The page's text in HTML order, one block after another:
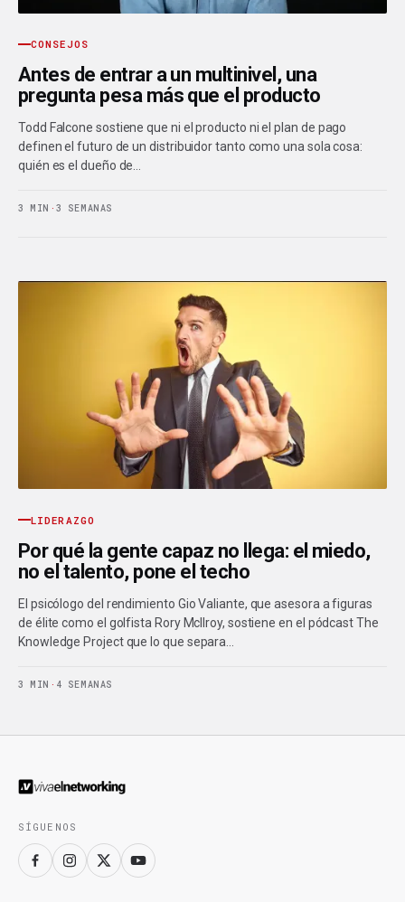
CONSEJOS
Antes de entrar a un multinivel, una
pregunta pesa más que el producto
Todd Falcone sostiene que ni el producto ni el plan de pago
definen el futuro de un distribuidor tanto como una sola cosa:
quién es el dueño de…
3 MIN · 3 SEMANAS
LIDERAZGO
Por qué la gente capaz no llega: el miedo,
no el talento, pone el techo
El psicólogo del rendimiento Gio Valiante, que asesora a figuras
de élite como el golfista Rory McIlroy, sostiene en el pódcast The
Knowledge Project que lo que separa…
3 MIN · 4 SEMANAS
SÍGUENOS